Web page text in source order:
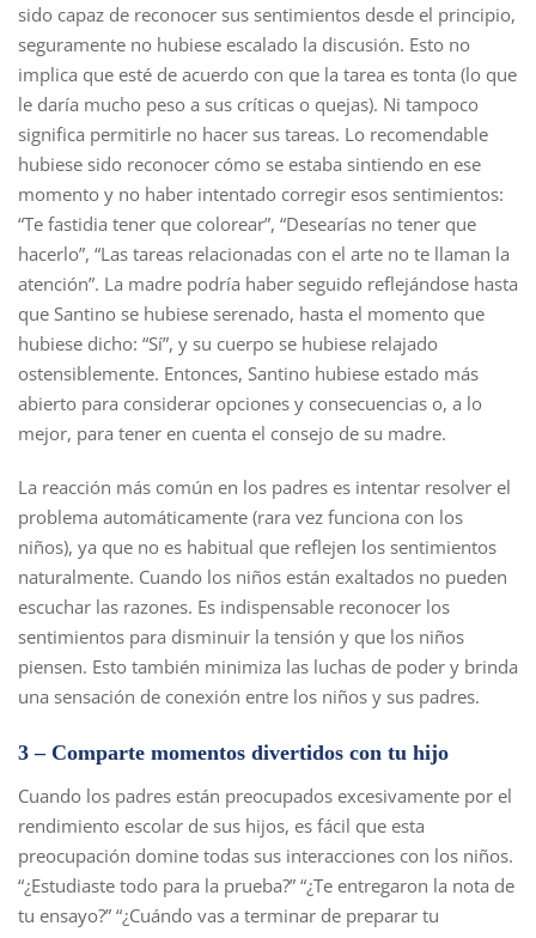
sido capaz de reconocer sus sentimientos desde el principio,
seguramente no hubiese escalado la discusión. Esto no
implica que esté de acuerdo con que la tarea es tonta (lo que
le daría mucho peso a sus críticas o quejas). Ni tampoco
significa permitirle no hacer sus tareas. Lo recomendable
hubiese sido reconocer cómo se estaba sintiendo en ese
momento y no haber intentado corregir esos sentimientos:
“Te fastidia tener que colorear”, “Desearías no tener que
hacerlo”, “Las tareas relacionadas con el arte no te llaman la
atención”. La madre podría haber seguido reflejándose hasta
que Santino se hubiese serenado, hasta el momento que
hubiese dicho: “Sí”, y su cuerpo se hubiese relajado
ostensiblemente. Entonces, Santino hubiese estado más
abierto para considerar opciones y consecuencias o, a lo
mejor, para tener en cuenta el consejo de su madre.
La reacción más común en los padres es intentar resolver el
problema automáticamente (rara vez funciona con los
niños), ya que no es habitual que reflejen los sentimientos
naturalmente. Cuando los niños están exaltados no pueden
escuchar las razones. Es indispensable reconocer los
sentimientos para disminuir la tensión y que los niños
piensen. Esto también minimiza las luchas de poder y brinda
una sensación de conexión entre los niños y sus padres.
3 – Comparte momentos divertidos con tu hijo
Cuando los padres están preocupados excesivamente por el
rendimiento escolar de sus hijos, es fácil que esta
preocupación domine todas sus interacciones con los niños.
“¿Estudiaste todo para la prueba?” “¿Te entregaron la nota de
tu ensayo?” “¿Cuándo vas a terminar de preparar tu